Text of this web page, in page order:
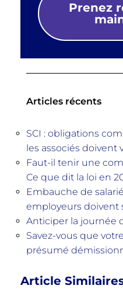
Prenez
Articles récents
SCI : obligations
les associés doivent
Faut-il tenir une
Ce que dit la loi en
Embauche de
employeurs doivent
Anticiper la journée
Savez-vous que
présumé
Article